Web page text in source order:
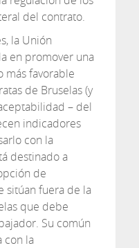
del contrato.
la Unión
en promover una
más favorable
de Bruselas (y
– del
indicadores
con la
destinado a
de
sitúan fuera de la
que debe
Su común
con la